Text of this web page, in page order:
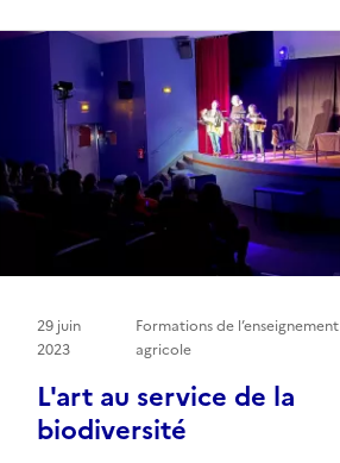
L'art au service de la
biodiversité
29 juin
2023
Formations de l’enseignement
agricole